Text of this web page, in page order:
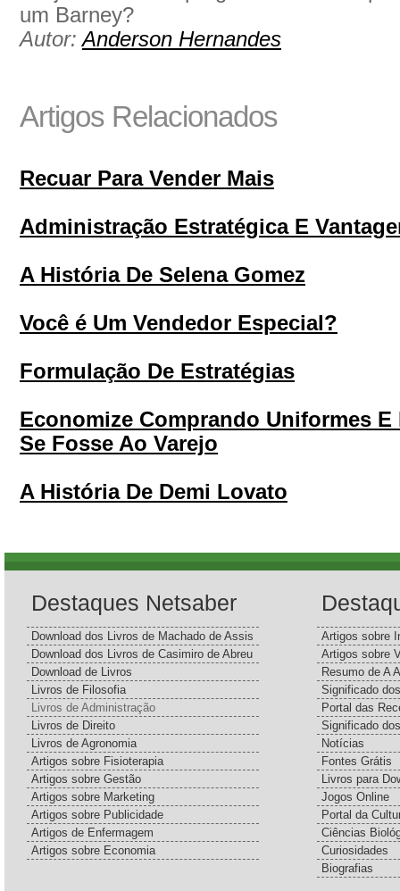
um Barney?
Autor:Anderson Hernandes
Artigos Relacionados
Recuar Para Vender Mais
Administração Estratégica E
A História De Selena Gomez
Você é Um Vendedor Especial?
Formulação De Estratégias
Economize Comprando Uniformes
Se Fosse Ao Varejo
A História De Demi Lovato
Destaques Netsaber
Download dos Livros de Machado de Assis
Download dos Livros de Casimiro de Abreu
Download de Livros
Livros de Filosofia
Livros de Administração
Livros de Direito
Livros de Agronomia
Artigos sobre Fisioterapia
Artigos sobre Gestão
Artigos sobre Marketing
Artigos sobre Publicidade
Artigos de Enfermagem
Artigos sobre Economia
Artigos sobre
Artigos sobre
Resumo de A
Significado
Portal das
Significado
Notícias
Fontes Grátis
Livros para
Jogos Online
Portal da
Ciências
Curiosidades
Biografias